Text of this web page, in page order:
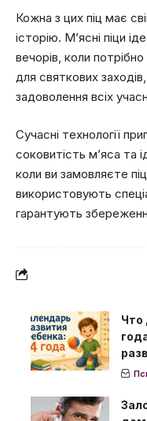
Кожна з цих піц має
історію. М’ясні піци
вечорів, коли
для святкових
задоволення всіх
Сучасні технології
соковитість м’яса та
коли ви замовляєте
використовують
гарантують
Что